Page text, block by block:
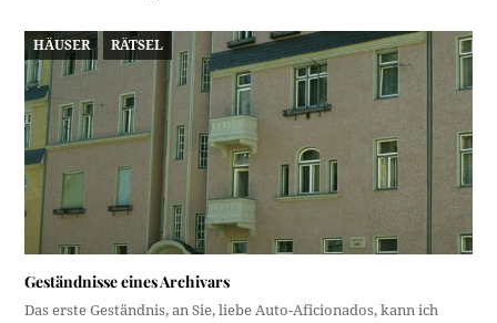
HÄUSER RÄTSEL
Geständnisse eines Archivars
Das erste Geständnis, an Sie, liebe Auto-Aficionados, kann ich